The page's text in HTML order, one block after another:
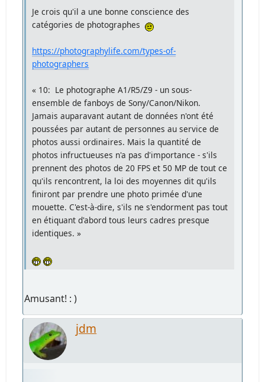
Je crois qu'il a une bonne conscience des
catégories de photographes
https://photographylife.com/types-of-
photographers
« 10: Le photographe A1/R5/Z9 - un sous-
ensemble de fanboys de Sony/Canon/Nikon.
Jamais auparavant autant de données n'ont été
poussées par autant de personnes au service de
photos aussi ordinaires. Mais la quantité de
photos infructueuses n'a pas d'importance - s'ils
prennent des photos de 20 FPS et 50 MP de tout ce
qu'ils rencontrent, la loi des moyennes dit qu'ils
finiront par prendre une photo primée d'une
mouette. C'est-à-dire, s'ils ne s'endorment pas tout
en étiquant d'abord tous leurs cadres presque
identiques. »
Amusant! : )
jdm